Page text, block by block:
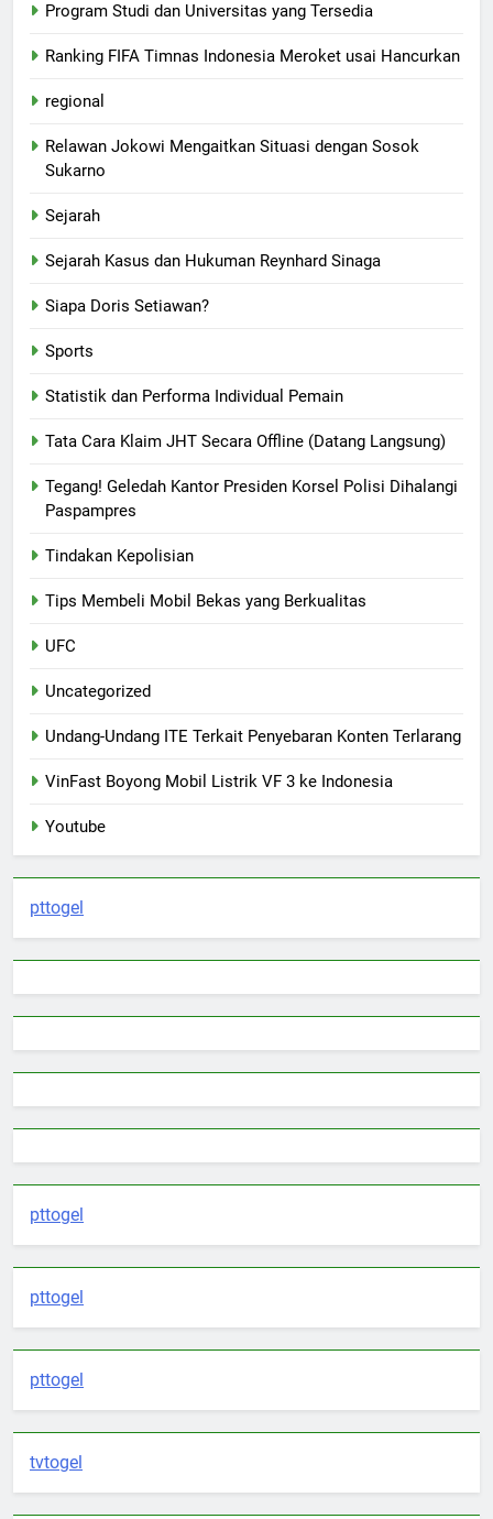
Program Studi dan Universitas yang Tersedia
Ranking FIFA Timnas Indonesia Meroket usai Hancurkan
regional
Relawan Jokowi Mengaitkan Situasi dengan Sosok
Sukarno
Sejarah
Sejarah Kasus dan Hukuman Reynhard Sinaga
Siapa Doris Setiawan?
Sports
Statistik dan Performa Individual Pemain
Tata Cara Klaim JHT Secara Offline (Datang Langsung)
Tegang! Geledah Kantor Presiden Korsel Polisi Dihalangi
Paspampres
Tindakan Kepolisian
Tips Membeli Mobil Bekas yang Berkualitas
UFC
Uncategorized
Undang-Undang ITE Terkait Penyebaran Konten Terlarang
VinFast Boyong Mobil Listrik VF 3 ke Indonesia
Youtube
pttogel
pttogel
pttogel
pttogel
tvtogel